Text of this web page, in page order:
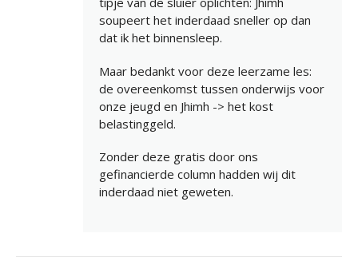
soupeert het inderdaad sneller op dan
dat ik het binnensleep.
Maar bedankt voor deze leerzame les:
de overeenkomst tussen onderwijs voor
onze jeugd en Jhimh -> het kost
belastinggeld.
Zonder deze gratis door ons
gefinancierde column hadden wij dit
inderdaad niet geweten.